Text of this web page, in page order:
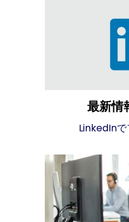
最新情
LinkedInで